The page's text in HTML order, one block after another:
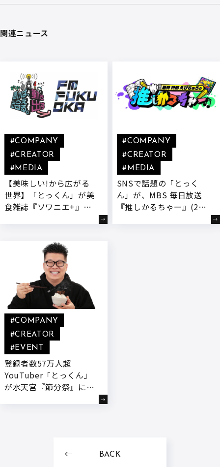
関連ニュース
【美味しい!から広がる
世界】「とっくん」が美
食雑誌『ソワニエ+』で
ジオ』レギュラー出演決
#COMPANY
#CREATOR
#MEDIA
SNSで話題の「とっく
ん」が、MBS 毎日放送
『推しかるちゃー』(2月
#COMPANY
#CREATOR
#MEDIA
登録者数57万人超
YouTuber「とっくん」
が水天宮『節分祭』に豆
#COMPANY
#CREATOR
#EVENT
BACK